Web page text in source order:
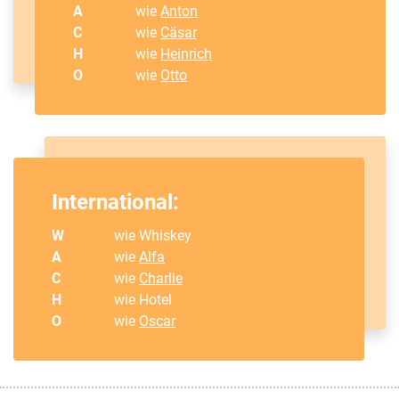
A
wieAnton
C
wie Cäsar
H
wie Heinrich
O
wie Otto
International:
W
wie Whiskey
A
wieAlfa
C
wie Charlie
H
wie Hotel
O
wie Oscar